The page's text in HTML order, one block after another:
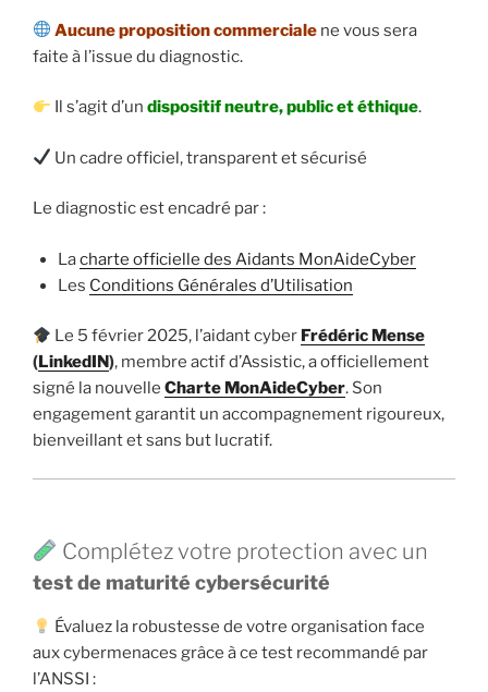
Aucune proposition commerciale ne vous sera
faite à l’issue du diagnostic.
Il s’agit d’undispositif neutre, public et éthique.
Un cadre officiel, transparent et sécurisé
Le diagnostic est encadré par :
Lacharte officielle des Aidants MonAideCyber
Les Conditions Générales d’Utilisation
Le 5 février 2025, l’aidant cyber Frédéric Mense
( LinkedIN), membre actif d’Assistic, a officiellement
signé la nouvelle Charte MonAideCyber. Son
engagement garantit un accompagnement rigoureux,
bienveillant et sans but lucratif.
Complétez votre protection avec un
test de maturité cybersécurité
Évaluez la robustesse de votre organisation face
aux cybermenaces grâce à ce test recommandé par
l’ANSSI :